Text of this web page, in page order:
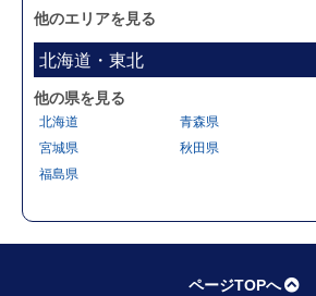
他のエリアを見る
北海道・東北
他の県を見る
北海道 青森県
宮城県
秋田県
福島県
ページTOPへ